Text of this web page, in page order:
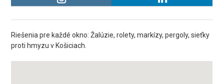
Riešenia pre každé okno: Žalúzie, rolety, markízy, pergoly, sieťky
proti hmyzu v Košiciach.